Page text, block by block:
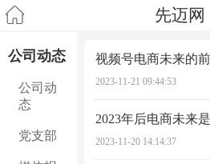
先迈网
公司动态
公司动
态
党支部
视频号电商未来的
2023-11-21 09:44:53
2023年后电商未来
2023-11-20 14:14:37